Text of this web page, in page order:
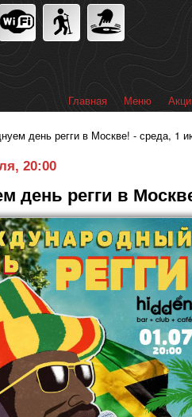
Главное меню
Главная Меню
день регги в Москве! - среда, 1
20:00
день регги в